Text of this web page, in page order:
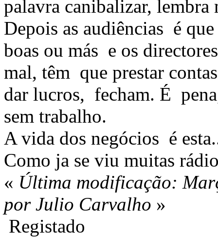
palavra canibalizar, lembra
Depois as audiências é
boas ou más e os
mal, têm que prestar
dar lucros, fecham. É
sem trabalho.
A vida dos negócios é
Como ja se viu muitas
« Última modificação:
por Julio Carvalho »
Registado